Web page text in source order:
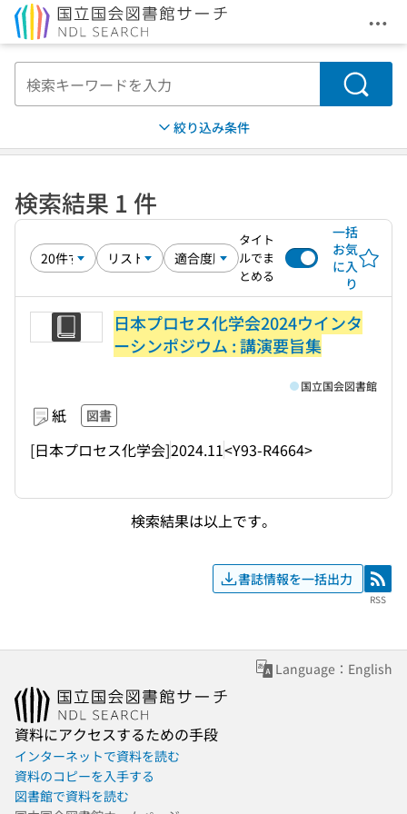
メ
検索
絞り込み条件
検索結果 1 件
タイト
ルでま
とめる
一括
お気
に入
り
日本プロセス化学会2024ウインタ
ーシンポジウム : 講演要旨集
紙 図書
[日本プロセス化学会]2024.11<Y93-R4664>
国立国会図書館
検索結果は以上です。
書誌情報を一括出力 RSS
RSS
Language：English
資料にアクセスするための手段
インターネットで資料を読む
資料のコピーを入手する
図書館で資料を読む